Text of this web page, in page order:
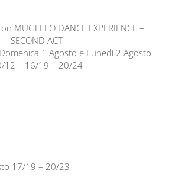
MUGELLO DANCE EXPERIENCE –
SECOND ACT
1 Agosto e Lunedì 2 Agosto
12 – 16/19 – 20/24
17/19 – 20/23